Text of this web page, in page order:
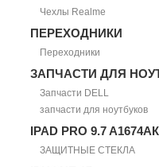
Чехлы Realme
ПЕРЕХОДНИКИ
Переходники
ЗАПЧАСТИ ДЛЯ
Запчасти DELL
запчасти для ноутбуков
IPAD PRO 9.7
ЗАЩИТНЫЕ СТЕКЛА